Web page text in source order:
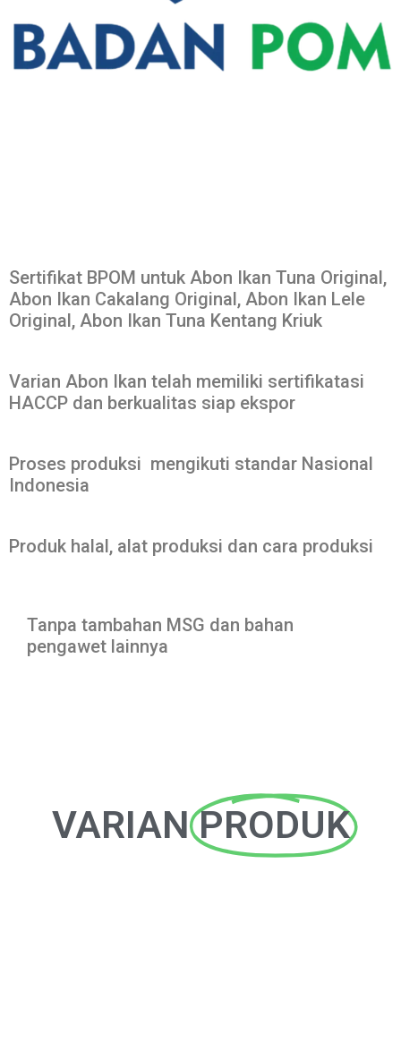
Sertifikat BPOM untuk Abon Ikan Tuna Original,
Abon Ikan Cakalang Original, Abon Ikan Lele
Original, Abon Ikan Tuna Kentang Kriuk
Varian Abon Ikan telah memiliki sertifikatasi
HACCP dan berkualitas siap ekspor
Proses produksi mengikuti standar Nasional
Indonesia
Produk halal, alat produksi dan cara produksi
Tanpa tambahan MSG dan bahan
pengawet lainnya
VARIAN PRODUK